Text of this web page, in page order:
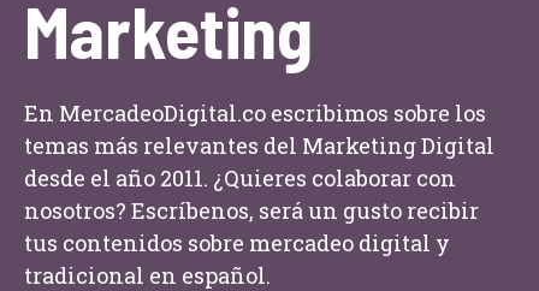
Marketing
En MercadeoDigital.co escribimos sobre los
temas más relevantes del Marketing Digital
desde el año 2011. ¿Quieres colaborar con
nosotros? Escríbenos, será un gusto recibir
tus contenidos sobre mercadeo digital y
tradicional en español.